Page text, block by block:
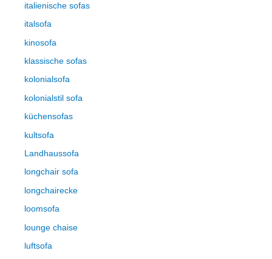
italienische sofas
italsofa
kinosofa
klassische sofas
kolonialsofa
kolonialstil sofa
küchensofas
kultsofa
Landhaussofa
longchair sofa
longchairecke
loomsofa
lounge chaise
luftsofa